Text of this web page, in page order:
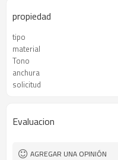
propiedad
tipo
material
Tono
anchura
solicitud
Evaluacion
AGREGAR UNA OPINIÓN